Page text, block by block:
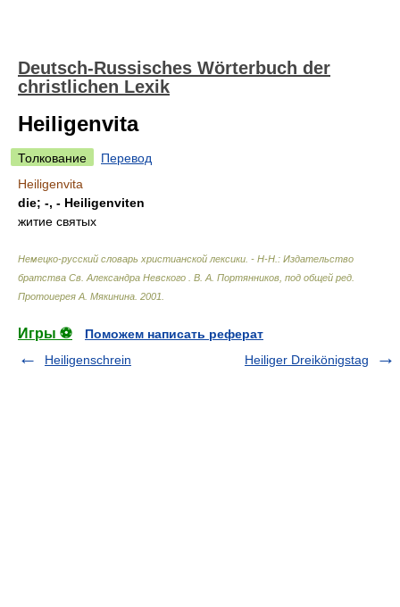
Deutsch-Russisches Wörterbuch der
christlichen Lexik
Heiligenvita
Толкование
Перевод
Heiligenvita
die; -, - Heiligenviten
житие святых
Немецко-русский словарь христианской лексики. - Н-Н.: Издательство
братства Св. Александра Невского
В. А. Портянников, под общей ред.
Протоиерея А. Мякинина 2001
Игры ⚽
Поможем написать реферат
Heiligenschrein
Heiliger Dreikönigstag